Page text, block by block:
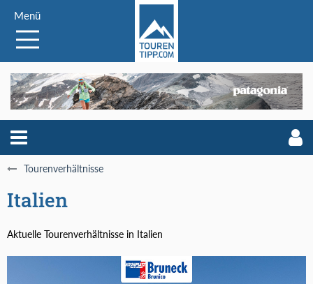
Menü
Tourenverhältnisse
Italien
Aktuelle Tourenverhältnisse in Italien